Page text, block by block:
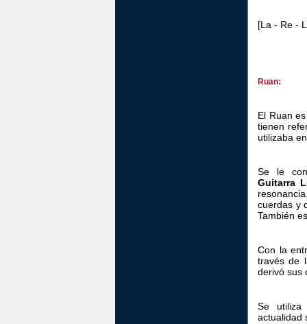
[La - Re -
Ruan:
El Ruan
tienen
utilizaba
Se le
Guitarra
cuerdas y
También
Con la
través de
derivó sus
Se utiliza
actualidad